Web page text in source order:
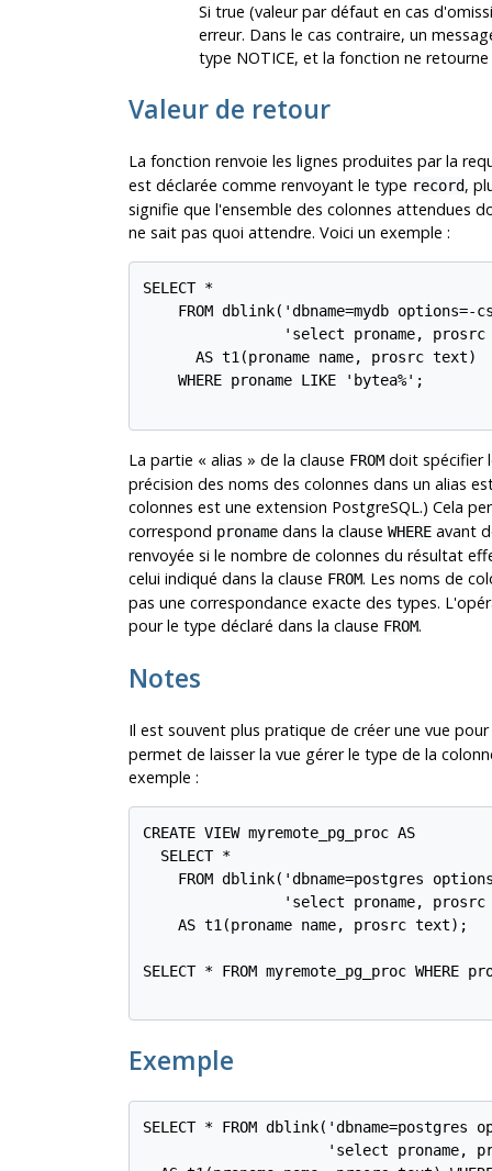
Si true (valeur par défaut en cas
erreur. Dans le cas contraire, un
type NOTICE, et la fonction ne retourne
Valeur de retour
La fonction renvoie les lignes produites par la
est déclarée comme renvoyant le type record,
signifie que l'ensemble des colonnes attendues
ne sait pas quoi attendre. Voici un exemple :
SELECT *
FROM dblink('dbname=mydb options=-
'select proname, prosrc
      AS t1(proname name, prosrc text)
    WHERE proname LIKE 'bytea%';
La partie « alias » de la clause FROMdoit spécifier
précision des noms des colonnes dans un alias
colonnes est une extension PostgreSQL.) Cela
correspond pronamedans la clause WHEREavant
renvoyée si le nombre de colonnes du résultat
celui indiqué dans la clause FROM. Les noms de
pas une correspondance exacte des types.
pour le type déclaré dans la clause FROM.
Notes
Il est souvent plus pratique de créer une vue
permet de laisser la vue gérer le type de la
exemple :
CREATE VIEW myremote_pg_proc AS
  SELECT *
FROM dblink('dbname=postgres
'select proname, prosrc
    AS t1(proname name, prosrc text);
SELECT * FROM myremote_pg_proc WHERE
Exemple
SELECT * FROM
'select proname,